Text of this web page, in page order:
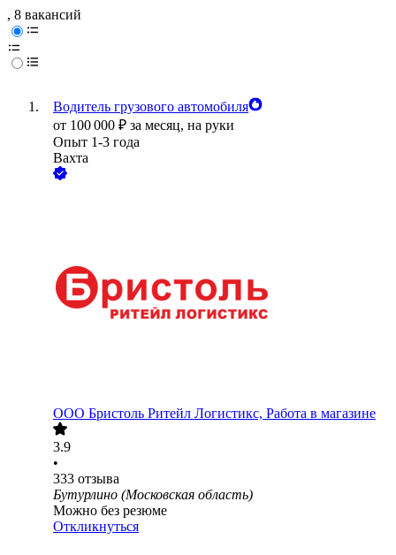
, 8 вакансий
Водитель грузового автомобиля
от 100 000 ₽ за месяц, на руки
Опыт 1-3 года
Вахта
ООО Бристоль Ритейл Логистикс, Работа в магазине
3.9
•
333 отзыва
Бутурлино (Московская область)
Можно без резюме
Откликнуться